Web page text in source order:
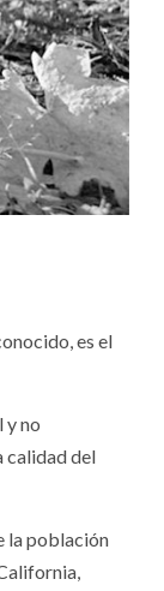
es el
y no
calidad del
la población